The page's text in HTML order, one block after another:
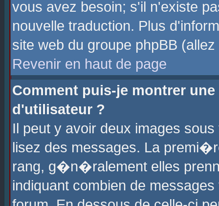
vous avez besoin; s'il n'existe
nouvelle traduction. Plus
site web du groupe phpBB
Revenir en haut de page
Comment puis-je montrer
d'utilisateur ?
Il peut y avoir deux images
lisez des messages. La
rang, g�n�ralement elles
indiquant combien de